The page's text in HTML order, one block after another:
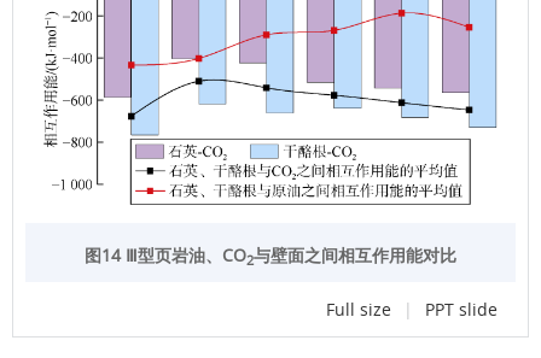
图14 Ⅲ型页岩油、CO2与壁面之间相互作用能对比
Full size | PPT slide